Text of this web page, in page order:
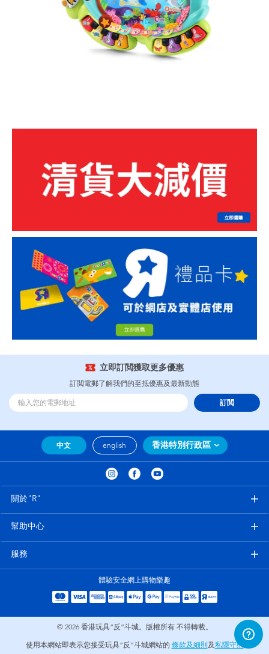
立即訂閲獲取更多優惠
訂閲電郵了解我們的至抵優惠及最新動態
訂閲
中文 english 香港特別行政區
關於"R"
幫助中心
服務
體驗安全網上購物樂趣
© 2026 香港玩具“反”斗城。版權所有 不得轉載。
使用本網站即表示您接受玩具“反”斗城網站的 條款及細則及私隱守則